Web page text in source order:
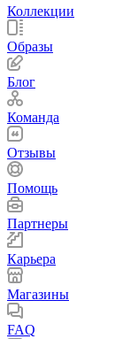
Коллекции
Образы
Блог
Команда
Отзывы
Помощь
Партнеры
Карьера
Магазины
FAQ